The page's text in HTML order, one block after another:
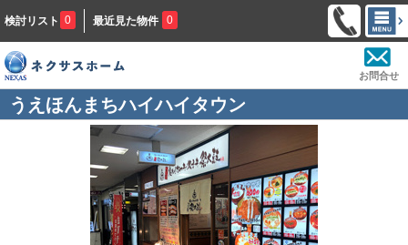
検討リスト 0 最近見た物件 0
お問合せ
うえほんまちハイハイタウン